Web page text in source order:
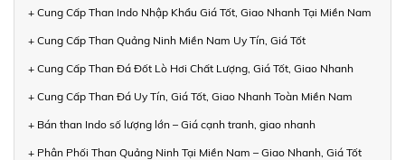
+ Cung Cấp Than Indo Nhập Khẩu Giá Tốt, Giao Nhanh Tại Miền Nam
+ Cung Cấp Than Quảng Ninh Miền Nam Uy Tín, Giá Tốt
+ Cung Cấp Than Đá Đốt Lò Hơi Chất Lượng, Giá Tốt, Giao Nhanh
+ Cung Cấp Than Đá Uy Tín, Giá Tốt, Giao Nhanh Toàn Miền Nam
+ Bán than Indo số lượng lớn – Giá cạnh tranh, giao nhanh
+ Phân Phối Than Quảng Ninh Tại Miền Nam – Giao Nhanh, Giá Tốt